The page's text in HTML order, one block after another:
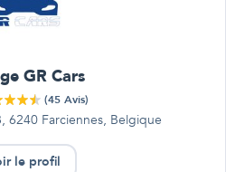
GR Cars
(45Avis)
6240 Farciennes, Belgique
le profil